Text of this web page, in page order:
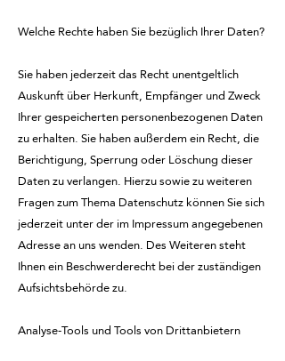
Welche Rechte haben Sie bezüglich Ihrer Daten?
Sie haben jederzeit das Recht unentgeltlich
Auskunft über Herkunft, Empfänger und Zweck
Ihrer gespeicherten personenbezogenen Daten
zu erhalten. Sie haben außerdem ein Recht, die
Berichtigung, Sperrung oder Löschung dieser
Daten zu verlangen. Hierzu sowie zu weiteren
Fragen zum Thema Datenschutz können Sie sich
jederzeit unter der im Impressum angegebenen
Adresse an uns wenden. Des Weiteren steht
Ihnen ein Beschwerderecht bei der zuständigen
Aufsichtsbehörde zu.
Analyse-Tools und Tools von Drittanbietern